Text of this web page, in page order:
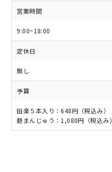
営業時間
9:00~18:00
定休日
無し
予算
田楽５本入り：648円（税込み）
麩まんじゅう：1,080円（税込み）